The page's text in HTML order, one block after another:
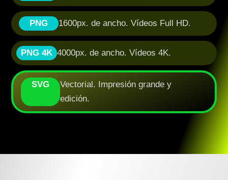
PNG 1600px. de ancho. Vídeos Full HD.
PNG 4K 4000px. de ancho. Vídeos 4K.
SVG
Vectorial. Impresión grande y
edición.